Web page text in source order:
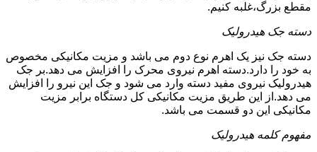
مقطع بزرگ،غلبه کنیم.
دسته جک هیدرولیک
دسته جک نیز یک اهرم نوع دوم می باشد و مزیت مکانیکی مخصوص
به خود را دارد.دسته اهرم نیروی محرک را افزایش می دهد.بر جک
هیدرولیک نیروی مفید دسته وارد می شود و جک این نیرو را افزایش
می دهد.از این طریق مزیت مکانیکی کل دستگاه برابر مزیت
مکانیکی این دو قسمت می باشد.
مفهوم کلمه هیدرولیک